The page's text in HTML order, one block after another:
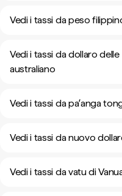
Vedi i tassi da peso
Vedi i tassi da dollaro
australiano
Vedi i tassi da paʻanga
Vedi i tassi da nuovo
Vedi i tassi da vatu di